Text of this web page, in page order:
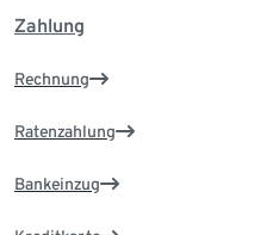
Zahlung
Rechnung
Ratenzahlung
Bankeinzug